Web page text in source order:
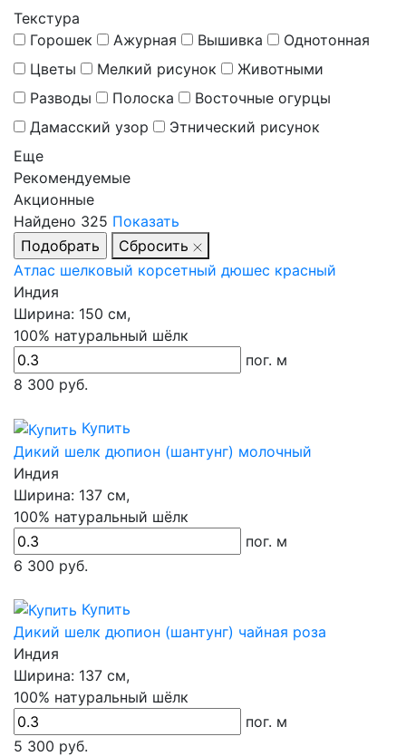
Текстура
Горошек
Ажурная Вышивка
Однотонная
Цветы
Мелкий рисунок
Животными
Разводы
Полоска
Восточные огурцы
Дамасский узор
Этнический рисунок
Еще
Рекомендуемые
Акционные
Найдено325 Показать
Сбросить
Атлас шелковый корсетный дюшес красный
Индия
Ширина: 150 см,
100% натуральный шёлк
пог. м
8 300руб.
Купить
Дикий шелк дюпион (шантунг) молочный
Индия
Ширина: 137 см,
100% натуральный шёлк
пог. м
6 300руб.
Купить
Дикий шелк дюпион (шантунг) чайная роза
Индия
Ширина: 137 см,
100% натуральный шёлк
пог. м
5 300руб.